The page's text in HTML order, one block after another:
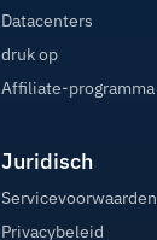
Datacenters
druk op
Affiliate-programma
Juridisch
Servicevoorwaarden
Privacybeleid